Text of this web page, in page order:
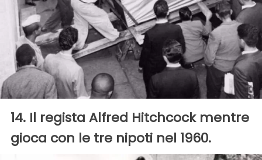
14. Il regista Alfred Hitchcock mentre
gioca con le tre nipoti nel 1960.